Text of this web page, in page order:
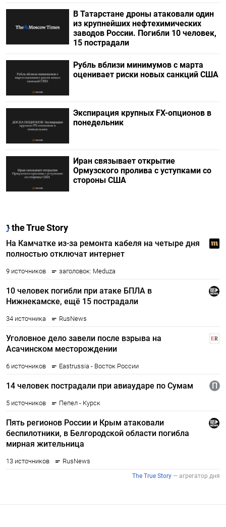
В Татарстане дроны атаковали один
из крупнейших нефтехимических
заводов России. Погибли 10 человек,
15 пострадали
Рубль вблизи минимумов с марта
оценивает риски новых санкций США
Экспирация крупных FX-опционов в
понедельник
Иран связывает открытие
Ормузского пролива с уступками со
стороны США